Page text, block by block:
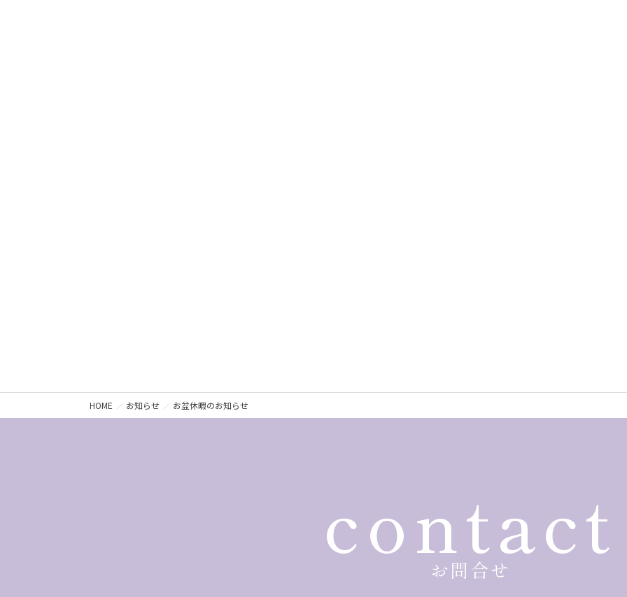
HOME お知らせ お盆休暇のお知らせ
contact
お問合せ
＊お問い合わせ内容により、有料相談になる場合がございます。（目安：5,500円税込/
伊勢原市｜海老名市｜座間市｜綾瀬市｜葉山町